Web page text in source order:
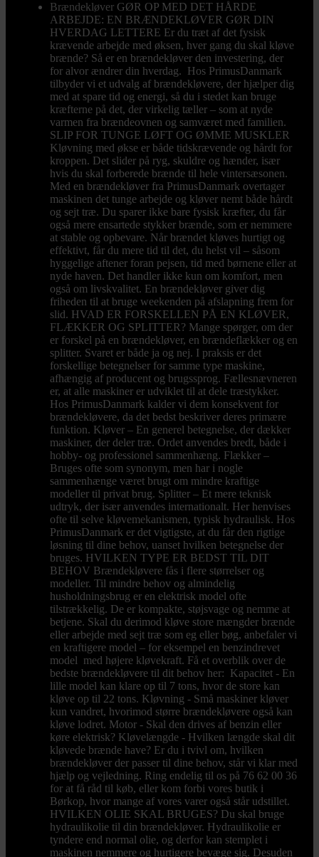
Brændekløver GØR OP MED DET HÅRDE
ARBEJDE: EN BRÆNDEKLØVER GØR DIN
HVERDAG LETTERE Er du træt af det fysisk
krævende arbejde med øksen, hver gang du skal kløve
brænde? Så er en brændekløver den investering, der
for alvor ændrer din hverdag. Hos PrimusDanmark
tilbyder vi et udvalg af brændekløvere, der hjælper dig
med at spare tid og energi, så du i stedet kan bruge
kræfterne på det, der virkelig tæller – som at nyde
varmen fra brændeovnen og samværet med familien.
SLIP FOR TUNGE LØFT OG ØMME MUSKLER
Kløvning med økse er både tidskrævende og hårdt for
kroppen. Det slider på ryg, skuldre og hænder, især
hvis du skal forberede brænde til hele vintersæsonen.
Med en brændekløver fra PrimusDanmark overtager
maskinen det tunge arbejde og kløver nemt både hårdt
og sejt træ. Du sparer ikke bare fysisk kræfter, du får
også mere ensartede stykker brænde, som er nemmere
at stable og opbevare. Når brændet kløves hurtigt og
effektivt, får du mere tid til det, du helst vil – såsom
hyggelige aftener foran pejsen, tid med børnene eller at
nyde haven. Det handler ikke kun om komfort, men
også om livskvalitet. En brændekløver giver dig
friheden til at bruge weekenden på afslapning frem for
slid. HVAD ER FORSKELLEN PÅ EN KLØVER,
FLÆKKER OG SPLITTER? Mange spørger, om der
er forskel på en brændekløver, en brændeflækker og en
splitter. Svaret er både ja og nej. I praksis er det
forskellige betegnelser for samme type maskine,
afhængig af producent og brugssprog. Fællesnævneren
er, at alle maskiner er udviklet til at dele træstykker.
Hos PrimusDanmark kalder vi dem konsekvent for
brændekløvere, da det bedst beskriver deres primære
funktion. Kløver – En generel betegnelse, der dækker
maskiner, der deler træ. Ordet anvendes bredt, både i
hobby- og professionel sammenhæng. Flækker –
Bruges ofte som synonym, men har i nogle
sammenhænge været brugt om mindre kraftige
modeller til privat brug. Splitter – Et mere teknisk
udtryk, der især anvendes internationalt. Her henvises
ofte til selve kløvemekanismen, typisk hydraulisk. Hos
PrimusDanmark er det vigtigste, at du får den rigtige
løsning til dine behov, uanset hvilken betegnelse der
bruges. HVILKEN TYPE ER BEDST TIL DIT
BEHOV Brændekløvere fås i flere størrelser og
modeller. Til mindre behov og almindelig
husholdningsbrug er en elektrisk model ofte
tilstrækkelig. De er kompakte, støjsvage og nemme at
betjene. Skal du derimod kløve store mængder brænde
eller arbejde med sejt træ som eg eller bøg, anbefaler vi
en kraftigere model – for eksempel en benzindrevet
model med højere kløvekraft. Få et overblik over de
bedste brændekløvere til dit behov her: Kapacitet - En
lille model kan klare op til 7 tons, hvor de store kan
kløve op til 22 tons. Kløvning - Små maskiner kløver
kun vandret, hvorimod større brændekløvere også kan
kløve lodret. Motor - Skal den drives af benzin eller
køre elektrisk? Kløvelængde - Hvilken længde skal dit
kløvede brænde have? Er du i tvivl om, hvilken
brændekløver der passer til dine behov, står vi klar med
hjælp og vejledning. Ring endelig til os på 76 62 00 36
for at få råd til køb, eller kom forbi vores butik i
Børkop, hvor mange af vores varer også står udstillet.
HVILKEN OLIE SKAL BRUGES? Du skal bruge
hydraulikolie til din brændekløver. Hydraulikolie er
tyndere end normal olie, og derfor kan stemplet i
maskinen nemmere og hurtigere bevæge sig. Desuden